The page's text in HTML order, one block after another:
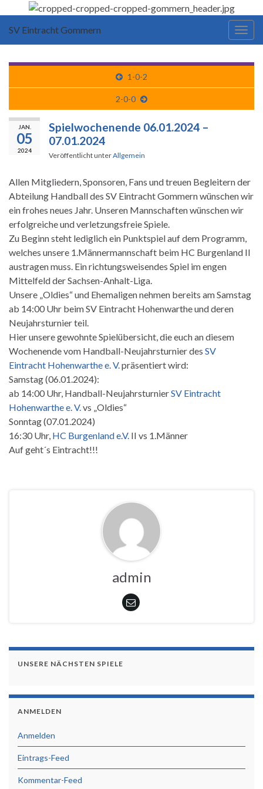
SV Eintracht Gommern
1-0-2
2-0-0
JAN.
05
2024
Spielwochenende 06.01.2024 –
07.01.2024
Veröffentlicht unterAllgemein
Allen Mitgliedern, Sponsoren, Fans und treuen Begleitern der
Abteilung Handball des SV Eintracht Gommern wünschen wir
ein frohes neues Jahr. Unseren Mannschaften wünschen wir
erfolgreiche und verletzungsfreie Spiele.
Zu Beginn steht lediglich ein Punktspiel auf dem Programm,
welches unsere 1.Männermannschaft beim HC Burgenland II
austragen muss. Ein richtungsweisendes Spiel im engen
Mittelfeld der Sachsen-Anhalt-Liga.
Unsere „Oldies“ und Ehemaligen nehmen bereits am Samstag
ab 14:00 Uhr beim SV Eintracht Hohenwarthe und deren
Neujahrsturnier teil.
Hier unsere gewohnte Spielübersicht, die euch an diesem
Wochenende vom Handball-Neujahrsturnier des SV
Eintracht Hohenwarthe e. V.präsentiert wird:
Samstag (06.01.2024):
ab 14:00 Uhr, Handball-NeujahrsturnierSV Eintracht
Hohenwarthe e. V.vs „Oldies“
Sonntag (07.01.2024)
16:30 Uhr, HC Burgenland e.V. II vs 1.Männer
Auf geht´s Eintracht!!!
admin
UNSERE NÄCHSTEN SPIELE
ANMELDEN
Anmelden
Eintrags-Feed
Kommentar-Feed